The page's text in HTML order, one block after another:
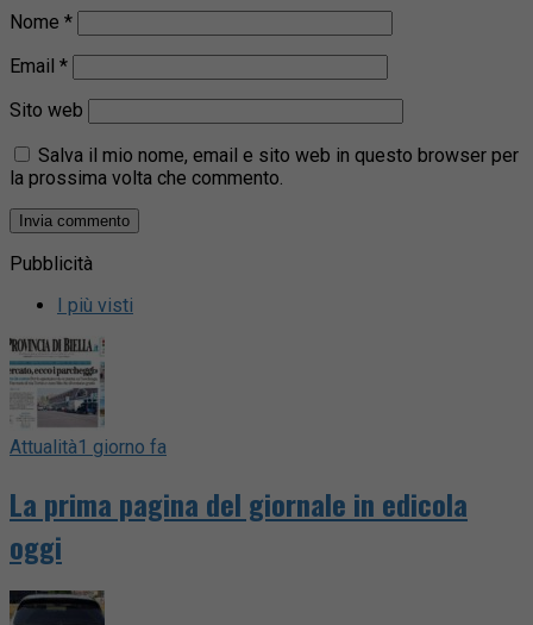
Nome *
Email *
Sito web
Salva il mio nome, email e sito web in questo browser per
la prossima volta che commento.
Pubblicità
I più visti
Attualità1 giorno fa
La prima pagina del giornale in edicola
oggi